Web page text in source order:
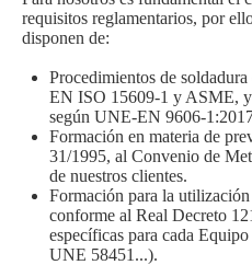
requisitos reglamentarios, por
disponen de:
Procedimientos de
EN ISO 15609-1 y ASME,
según UNE-EN 9606-
Formación en materia de
31/1995, al Convenio de
de nuestros clientes.
Formación para la
conforme al Real Decreto
específicas para cada
UNE 58451...).